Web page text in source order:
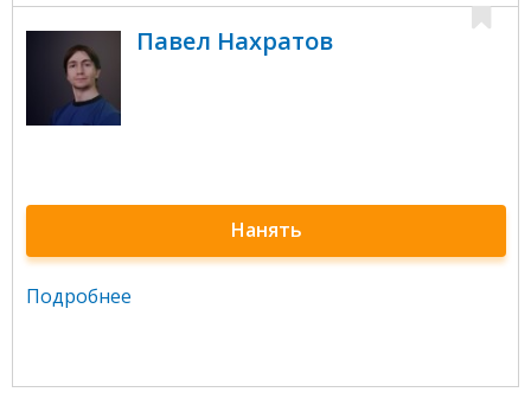
Павел Нахратов
Нанять
Подробнее